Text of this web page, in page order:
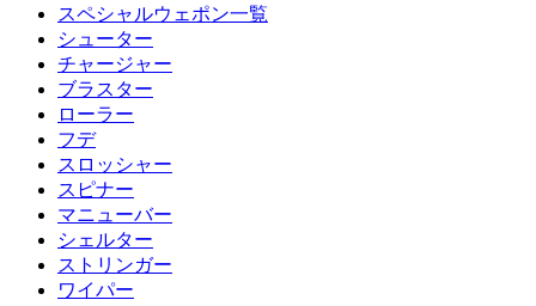
スペシャルウェポン一覧
シューター
チャージャー
ブラスター
ローラー
フデ
スロッシャー
スピナー
マニューバー
シェルター
ストリンガー
ワイパー